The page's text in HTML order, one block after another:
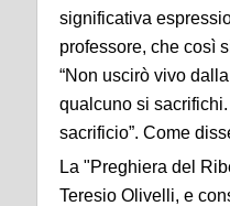
significativa
professore, che così
“Non uscirò vivo
qualcuno si
sacrificio”. Come
La "Preghiera del
Teresio Olivelli, e